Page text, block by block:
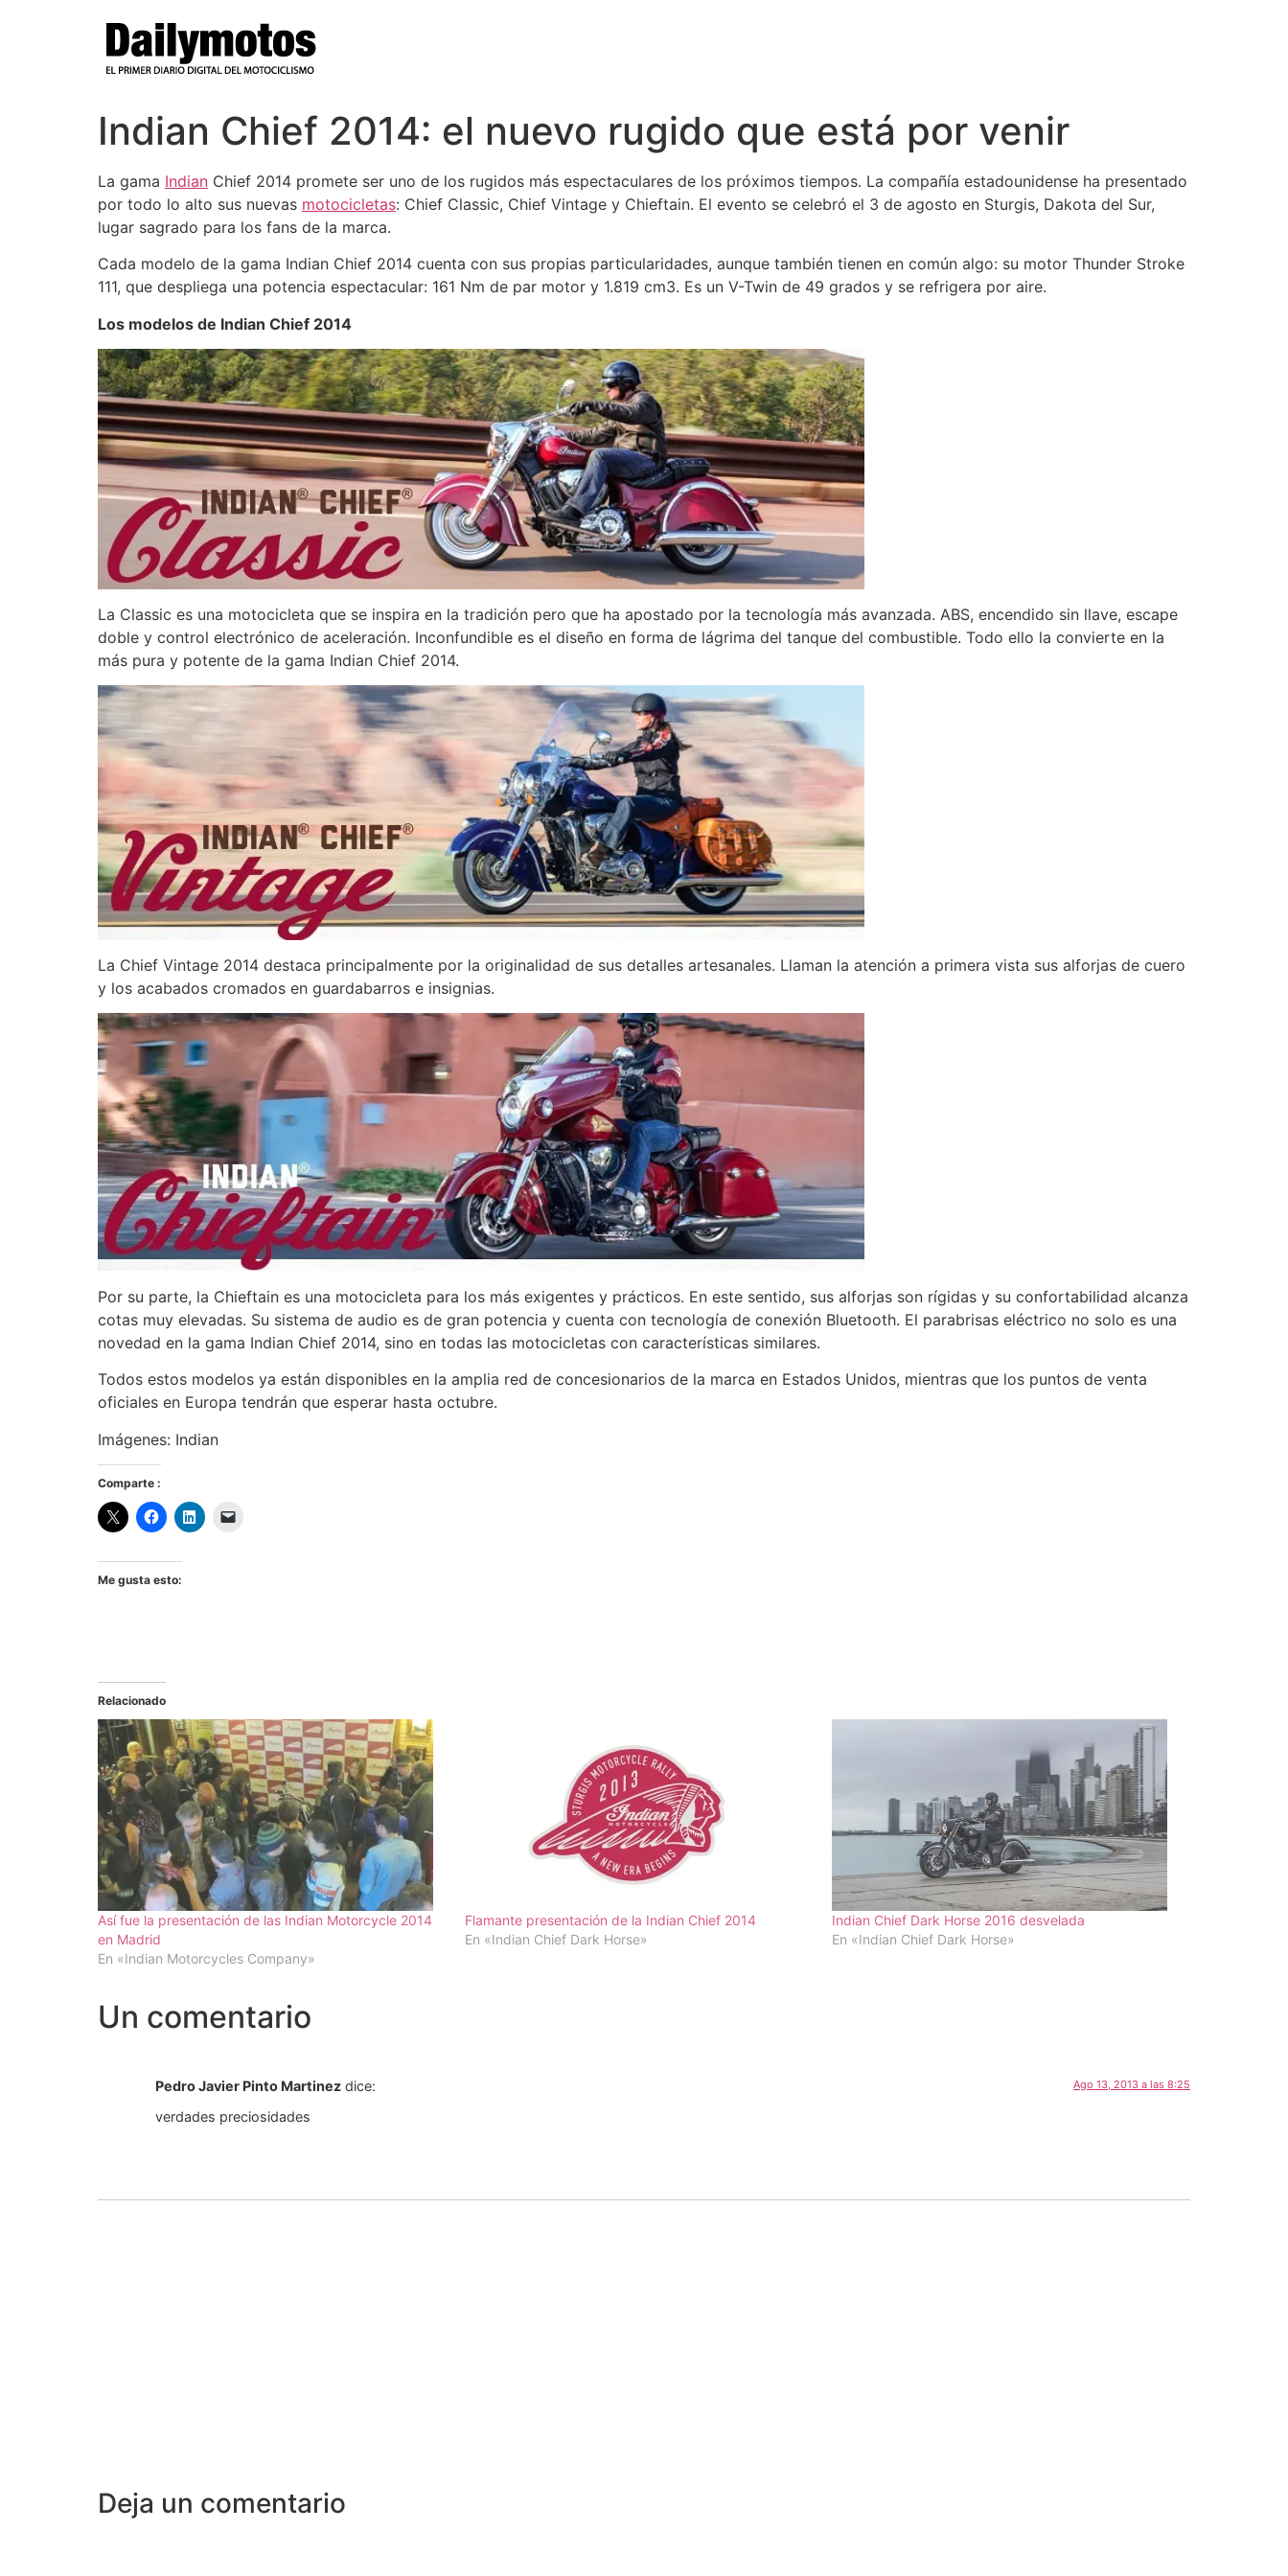
Indian Chief 2014: el nuevo rugido que está por venir
La gama Indian Chief 2014 promete ser uno de los rugidos más espectaculares de los próximos tiempos. La compañía estadounidense ha presentado
por todo lo alto sus nuevas motocicletas: Chief Classic, Chief Vintage y Chieftain. El evento se celebró el 3 de agosto en Sturgis, Dakota del Sur,
lugar sagrado para los fans de la marca.
Cada modelo de la gama Indian Chief 2014 cuenta con sus propias particularidades, aunque también tienen en común algo: su motor Thunder Stroke
111, que despliega una potencia espectacular: 161 Nm de par motor y 1.819 cm3. Es un V-Twin de 49 grados y se refrigera por aire.
Los modelos de Indian Chief 2014
La Classic es una motocicleta que se inspira en la tradición pero que ha apostado por la tecnología más avanzada. ABS, encendido sin llave, escape
doble y control electrónico de aceleración. Inconfundible es el diseño en forma de lágrima del tanque del combustible. Todo ello la convierte en la
más pura y potente de la gama Indian Chief 2014.
La Chief Vintage 2014 destaca principalmente por la originalidad de sus detalles artesanales. Llaman la atención a primera vista sus alforjas de cuero
y los acabados cromados en guardabarros e insignias.
Por su parte, la Chieftain es una motocicleta para los más exigentes y prácticos. En este sentido, sus alforjas son rígidas y su confortabilidad alcanza
cotas muy elevadas. Su sistema de audio es de gran potencia y cuenta con tecnología de conexión Bluetooth. El parabrisas eléctrico no solo es una
novedad en la gama Indian Chief 2014, sino en todas las motocicletas con características similares.
Todos estos modelos ya están disponibles en la amplia red de concesionarios de la marca en Estados Unidos, mientras que los puntos de venta
oficiales en Europa tendrán que esperar hasta octubre.
Imágenes: Indian
Comparte :
Me gusta esto:
Relacionado
Así fue la presentación de las Indian Motorcycle 2014
en Madrid
En «Indian Motorcycles Company»
Flamante presentación de la Indian Chief 2014
En «Indian Chief Dark Horse»
Indian Chief Dark Horse 2016 desvelada
En «Indian Chief Dark Horse»
Un comentario
Pedro Javier Pinto Martinez dice: Ago 13, 2013 a las 8:25
verdades preciosidades
Deja un comentario